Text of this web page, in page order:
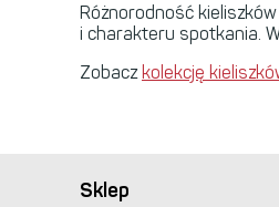
Różnorodność
i charakteru spotkania.
Zobacz kolekcję
Sklep